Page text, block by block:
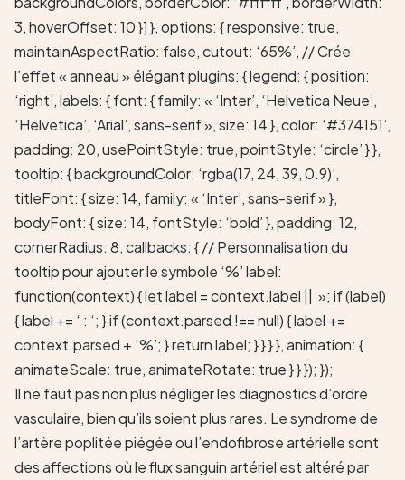
3, hoverOffset: 10 }] }, options: { responsive: true,
maintainAspectRatio: false, cutout: ‘65%’, // Crée
l’effet « anneau » élégant plugins: { legend: { position:
‘right’, labels: { font: { family: « ‘Inter’, ‘Helvetica Neue’,
‘Helvetica’, ‘Arial’, sans-serif », size: 14 }, color: ‘#374151’,
padding: 20, usePointStyle: true, pointStyle: ‘circle’ } },
tooltip: { backgroundColor: ‘rgba(17, 24, 39, 0.9)’,
titleFont: { size: 14, family: « ‘Inter’, sans-serif » },
bodyFont: { size: 14, fontStyle: ‘bold’ }, padding: 12,
cornerRadius: 8, callbacks: { // Personnalisation du
tooltip pour ajouter le symbole ‘%’ label:
function(context) { let label = context.label || »; if (label)
{ label += ‘ : ‘; } if (context.parsed !== null) { label +=
context.parsed + ‘%’; } return label; } } } }, animation: {
animateScale: true, animateRotate: true } } }); });
Il ne faut pas non plus négliger les diagnostics d’ordre
vasculaire, bien qu’ils soient plus rares. Le syndrome de
l’artère poplitée piégée ou l’endofibrose artérielle sont
des affections où le flux sanguin artériel est altéré par